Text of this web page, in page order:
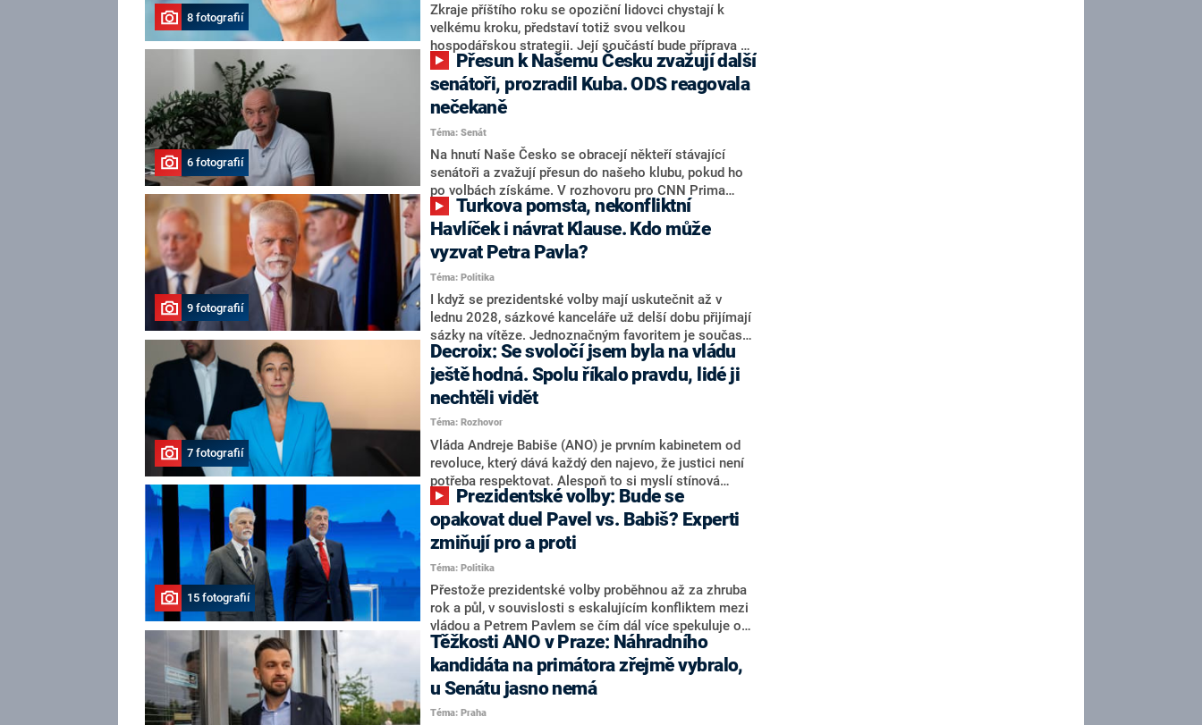
8 fotografií
Zkraje příštího roku se opoziční lidovci chystají k
velkému kroku, představí totiž svou velkou
hospodářskou strategii. Její součástí bude příprava na
stárnutí populace, řekl ve středu na setkání s novináři
nový předseda lidovců Jan Grolich. Ten zároveň v
senátních volbách kandiduje ve Vyškově. Popsal i
aktivitu opozice, o níž vládní strany nebo političtí
komentátoři mluví jako o slabé a v defenzivě. „Je to
úmorná práce upozorňovat na chyby vlády. Ministři s
námi navíc nechodí do debat. Chceme ale ukazovat
svoje témata,“ odpověděl Grolich na dotaz CNN Prima
NEWS.
6 fotografií
senátoři, prozradil Kuba. ODS reagovala
nečekaně
Téma: Senát
Na hnutí Naše Česko se obracejí někteří stávající
senátoři a zvažují přesun do našeho klubu, pokud ho
po volbách získáme. V rozhovoru pro CNN Prima
NEWS to řekl zakladatel hnutí a jihočeský hejtman
Martin Kuba. Konkrétní nebyl, ale získat by takto mohl
například senátora Zdeňka Hrabu, který je dnes
součástí klubu ODS a TOP 09. Hraba to na dotaz
redakce nevyloučil. Předseda klubu senátorů ODS
Zdeněk Nytra redakci řekl, že počítá s odchodem
některých senátorů z klubu a že Naše Česko není
nepřítel, ale soupeř.
9 fotografií
Havlíček i návrat Klause. Kdo může
vyzvat Petra Pavla?
Téma: Politika
I když se prezidentské volby mají uskutečnit až v
lednu 2028, sázkové kanceláře už delší dobu přijímají
sázky na vítěze. Jednoznačným favoritem je současná
hlava státu Petr Pavel. Daleko za ním pak bookmakeři
zmiňují dva výrazné politiky ANO, tedy premiéra
Andreje Babiše a ministra průmyslu Karla Havlíčka.
Oblíbeným tipem samotných sázkařů je poslanec za
Motoristy Filip Turek. Politolog Jan Kubáček nicméně
o případné kandidatuře kohokoliv ze zmíněné trojice
značně pochybuje. Podle něj současná koalice dosud
nemá osobu, která by Pavlovi mohla konkurovat.
7 fotografií
Decroix: Se svoločí jsem byla na vládu
ještě hodná. Spolu říkalo pravdu, lidé ji
nechtěli vidět
Téma: Rozhovor
Vláda Andreje Babiše (ANO) je prvním kabinetem od
revoluce, který dává každý den najevo, že justici není
potřeba respektovat. Alespoň to si myslí stínová
ministryně spravedlnosti ODS Eva Decroix. V
rozhovoru pro CNN Prima NEWS si nebrala servítky
ohledně politického výkonu svého nástupce Jeronýma
Tejce (za ANO) či vládní zmocněnkyně pro lidská
práva Taťány Malé (ANO). Označením „svoloč“ na
adresu vlády prý byla ještě hodná. Decroix se také
vrátila k volební porážce koalice Spolu či promluvila o
hnutí Naše Česko Martina Kuby.
15 fotografií
opakovat duel Pavel vs. Babiš? Experti
zmiňují pro a proti
Téma: Politika
Přestože prezidentské volby proběhnou až za zhruba
rok a půl, v souvislosti s eskalujícím konfliktem mezi
vládou a Petrem Pavlem se čím dál více spekuluje o
tom, koho by do bitvy o Hrad mohla vyslat současná
koalice. Někteří političtí komentátoři znovu vytahují
jméno premiéra Andreje Babiše (ANO). Jak moc je
pravděpodobné, že se v prezidentských volbách 2028
bude znovu opakovat souboj z roku 2023?
Těžkosti ANO v Praze: Náhradního
kandidáta na primátora zřejmě vybralo,
u Senátu jasno nemá
Téma: Praha